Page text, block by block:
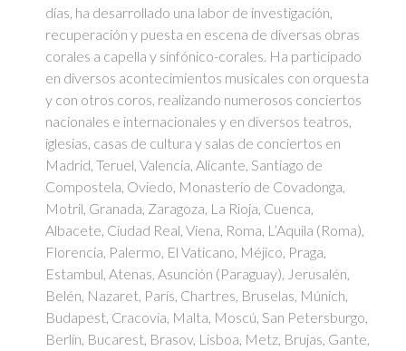
días, ha desarrollado una labor de investigación,
recuperación y puesta en escena de diversas obras
corales a capella y sinfónico-corales. Ha participado
en diversos acontecimientos musicales con orquesta
y con otros coros, realizando numerosos conciertos
nacionales e internacionales y en diversos teatros,
iglesias, casas de cultura y salas de conciertos en
Madrid, Teruel, Valencia, Alicante, Santiago de
Compostela, Oviedo, Monasterio de Covadonga,
Motril, Granada, Zaragoza, La Rioja, Cuenca,
Albacete, Ciudad Real, Viena, Roma, L’Aquila (Roma),
Florencia, Palermo, El Vaticano, Méjico, Praga,
Estambul, Atenas, Asunción (Paraguay), Jerusalén,
Belén, Nazaret, París, Chartres, Bruselas, Múnich,
Budapest, Cracovia, Malta, Moscú, San Petersburgo,
Berlín, Bucarest, Brasov, Lisboa, Metz, Brujas, Gante,